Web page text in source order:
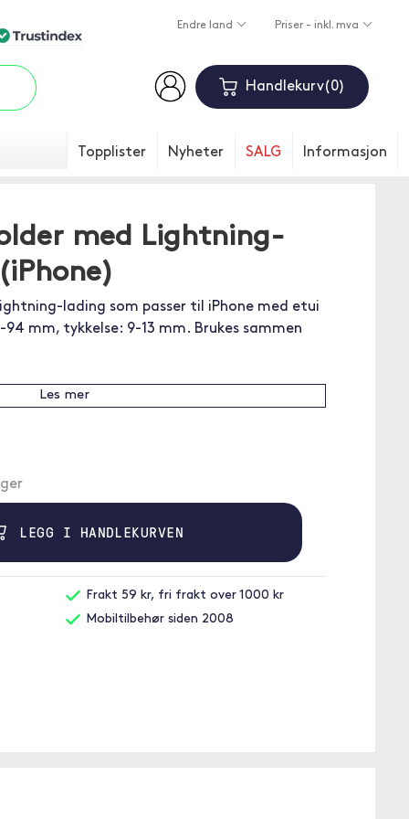
Endre land Priser - inkl. mva
Handlekurv 0
Topplister Nyheter SALG Informasjon
med Lightning-
lading som passer til iPhone med etui
mm, tykkelse: 9-13 mm. Brukes sammen
Les mer
LEGG I HANDLEKURVEN
Frakt 59 kr, fri frakt over 1000 kr
Mobiltilbehør siden 2008